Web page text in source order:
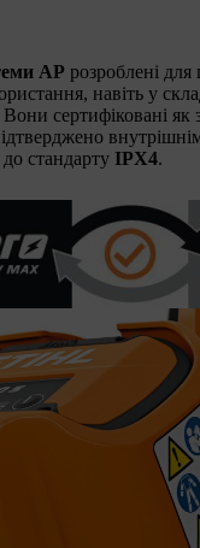
AP розроблені
навіть у
сертифіковані як
стандарту IPX4.